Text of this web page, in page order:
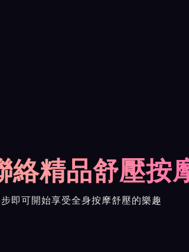
精品舒壓按
即可開始享受全身按摩舒壓的樂趣